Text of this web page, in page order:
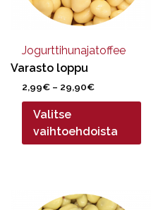
Jogurttihunajatoffee
Varasto loppu
2,99€ – 29,90€Hintaluokka:
2,99€
29,90€
Valitse
vaihtoehdoista
valinnat
sivulla.